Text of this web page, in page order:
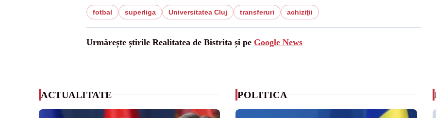
fotbal superliga Universitatea Cluj transferuri achiziţii
Urmărește știrile Realitatea de Bistrita și pe Google News
ACTUALITATE POLITICA